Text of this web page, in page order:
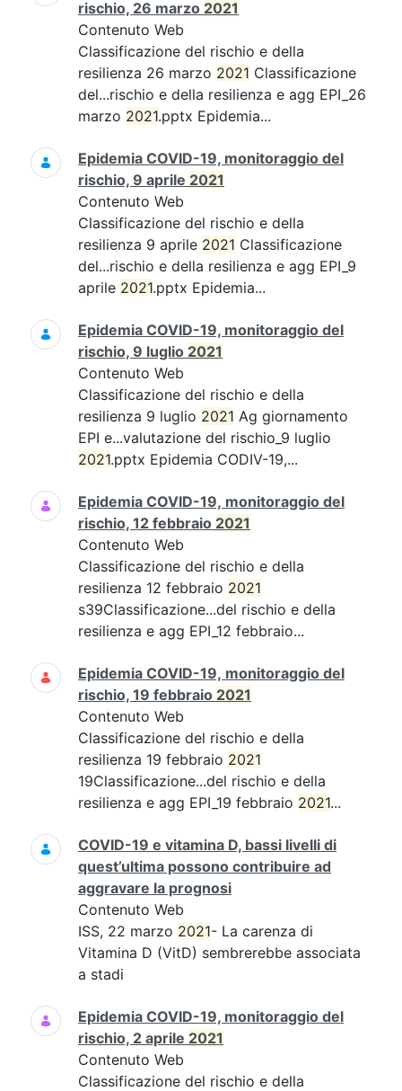
rischio, 26 marzo 2021
Contenuto Web
Classificazione del rischio e della
resilienza 26 marzo 2021 Classificazione
del...rischio e della resilienza e agg EPI_26
marzo 2021.pptx Epidemia...
Epidemia COVID-19, monitoraggio del
rischio, 9 aprile 2021
Contenuto Web
Classificazione del rischio e della
resilienza 9 aprile 2021 Classificazione
del...rischio e della resilienza e agg EPI_9
aprile 2021.pptx Epidemia...
Epidemia COVID-19, monitoraggio del
rischio, 9 luglio 2021
Contenuto Web
Classificazione del rischio e della
resilienza 9 luglio 2021 Ag giornamento
EPI e...valutazione del rischio_9 luglio
2021.pptx Epidemia CODIV-19,...
Epidemia COVID-19, monitoraggio del
rischio, 12 febbraio 2021
Contenuto Web
Classificazione del rischio e della
resilienza 12 febbraio 2021
s39Classificazione...del rischio e della
resilienza e agg EPI_12 febbraio...
Epidemia COVID-19, monitoraggio del
rischio, 19 febbraio 2021
Contenuto Web
Classificazione del rischio e della
resilienza 19 febbraio 2021
19Classificazione...del rischio e della
resilienza e agg EPI_19 febbraio 2021...
COVID-19 e vitamina D, bassi livelli di
quest’ultima possono contribuire ad
aggravare la prognosi
Contenuto Web
ISS, 22 marzo 2021- La carenza di
Vitamina D (VitD) sembrerebbe associata
a stadi
Epidemia COVID-19, monitoraggio del
rischio, 2 aprile 2021
Contenuto Web
Classificazione del rischio e della